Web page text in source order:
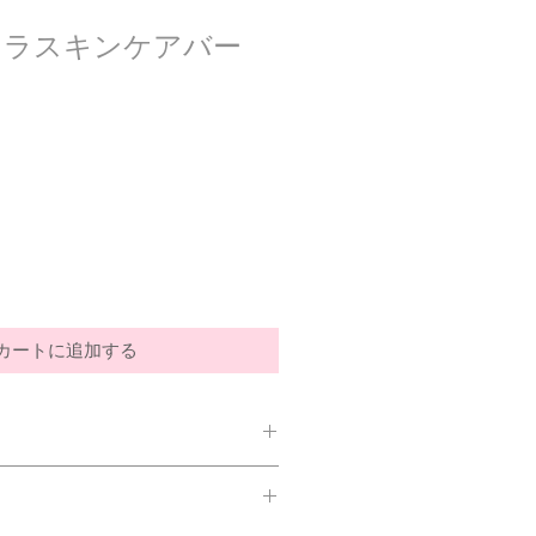
スキンケアバー
ートに追加する
、フランキンセンス油、ヤロウ精油